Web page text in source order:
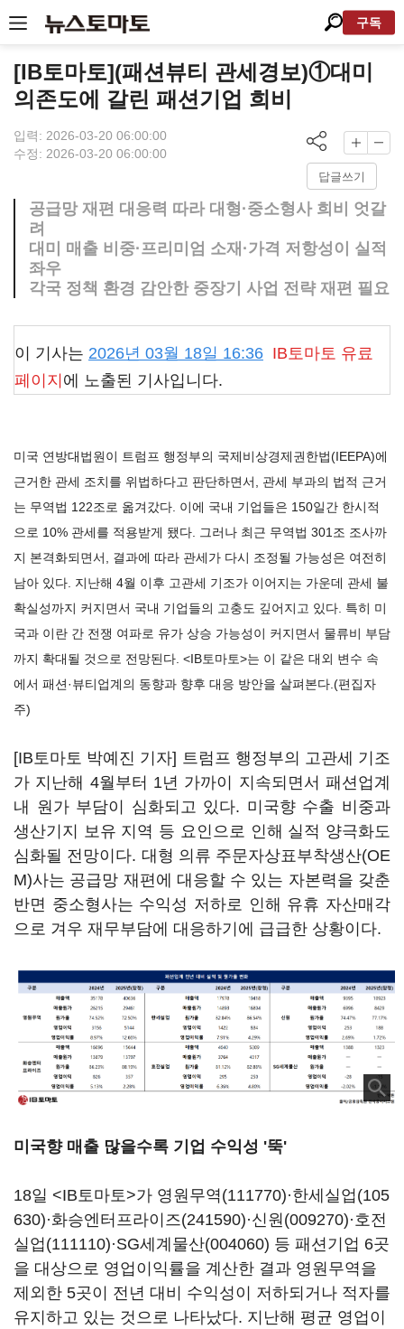
구독
[IB토마토](패션뷰티 관세경보)①대미
의존도에 갈린 패션기업 희비
입력: 2026-03-20 06:00:00
수정: 2026-03-20 06:00:00
답글쓰기
공급망 재편 대응력 따라 대형·중소형사 희비 엇갈
려
대미 매출 비중·프리미엄 소재·가격 저항성이 실적
좌우
각국 정책 환경 감안한 중장기 사업 전략 재편 필요
이 기사는 2026년 03월 18일 16:36 IB토마토 유료
페이지 에 노출된 기사입니다.
미국 연방대법원이 트럼프 행정부의 국제비상경제권한법(IEEPA)에
근거한 관세 조치를 위법하다고 판단하면서, 관세 부과의 법적 근거
는 무역법 122조로 옮겨갔다. 이에 국내 기업들은 150일간 한시적
으로 10% 관세를 적용받게 됐다. 그러나 최근 무역법 301조 조사까
지 본격화되면서, 결과에 따라 관세가 다시 조정될 가능성은 여전히
남아 있다. 지난해 4월 이후 고관세 기조가 이어지는 가운데 관세 불
확실성까지 커지면서 국내 기업들의 고충도 깊어지고 있다. 특히 미
국과 이란 간 전쟁 여파로 유가 상승 가능성이 커지면서 물류비 부담
까지 확대될 것으로 전망된다. <IB토마토>는 이 같은 대외 변수 속
에서 패션·뷰티업계의 동향과 향후 대응 방안을 살펴본다.(편집자
주)
[IB토마토 박예진 기자] 트럼프 행정부의 고관세 기조
가 지난해 4월부터 1년 가까이 지속되면서 패션업계
내 원가 부담이 심화되고 있다. 미국향 수출 비중과
생산기지 보유 지역 등 요인으로 인해 실적 양극화도
심화될 전망이다. 대형 의류 주문자상표부착생산(OE
M)사는 공급망 재편에 대응할 수 있는 자본력을 갖춘
반면 중소형사는 수익성 저하로 인해 유휴 자산매각
으로 겨우 재무부담에 대응하기에 급급한 상황이다.
미국향 매출 많을수록 기업 수익성 '뚝'
18일 <IB토마토>가 영원무역(111770)·한세실업(105
630)·화승엔터프라이즈(241590)·신원(009270)· 호전
실업(111110)·SG세계물산(004060) 등 패션기업 6곳
을 대상으로 영업이익률을 계산한 결과 영원무역을
제외한 5곳이 전년 대비 수익성이 저하되거나 적자를
유지하고 있는 것으로 나타났다. 지난해 평균 영업이